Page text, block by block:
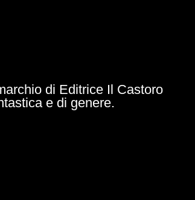
di Editrice Il Castoro
e di genere.